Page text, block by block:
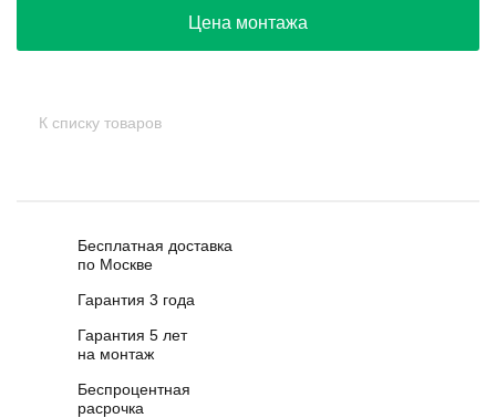
Цена монтажа
К списку товаров
Бесплатная доставка
по Москве
Гарантия 3 года
Гарантия 5 лет
на монтаж
Беспроцентная
расрочка